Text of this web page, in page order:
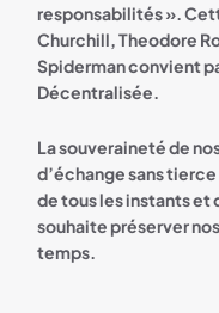
responsabilités ».
Churchill, Theodore
Spiderman convient
Décentralisée.
La souveraineté de
d’échange sans
de tous les instants et
souhaite préserver
temps.